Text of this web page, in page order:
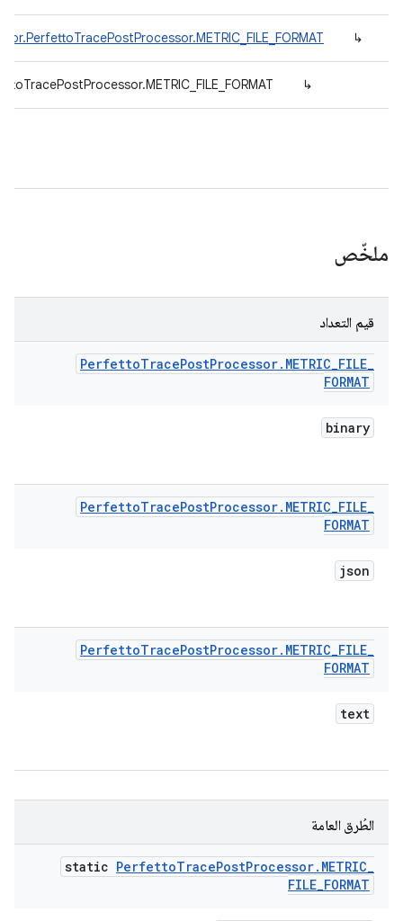
↳
↳
ملخّص
قيم التعداد
PerfettoTracePostProcessor. METRIC_FILE_
FORMAT
binary
PerfettoTracePostProcessor. METRIC_FILE_
FORMAT
json
PerfettoTracePostProcessor. METRIC_FILE_
FORMAT
text
الطُرق العامة
static PerfettoTracePostProcessor. METRIC_
FILE_FORMAT